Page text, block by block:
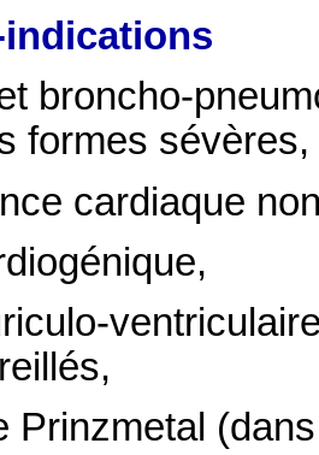
broncho-
formes sévères,
cardiaque
Prinzmetal